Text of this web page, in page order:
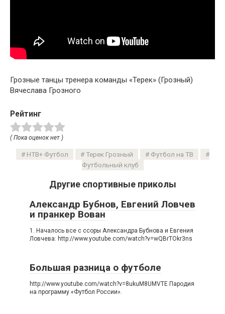
Грозные танцы тренера команды «Терек» (Грозный)
Вячеслава Грозного
Рейтинг
( Пока оценок нет )
НТВ+ Футбол Терек Грозный
Футбол на ТВ
Футбольный клуб
Другие спортивные приколы
Александр Бубнов, Евгений Ловчев
и пранкер Вован
1. Началось все с ссоры Александра Бубнова и Евгения
Ловчева: http://www.youtube.com/watch?v=wQBrTOkr3ns
Большая разница о футболе
http://www.youtube.com/watch?v=8ukuM8UMVTE Пародия
на программу «Футбол России».